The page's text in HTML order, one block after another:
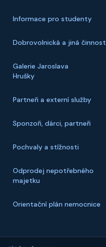
Informace pro studenty
Dobrovolnická a jiná činnost
Galerie Jaroslava
Hrušky
Partneři a externí služby
Sponzoři, dárci, partneři
Pochvaly a stížnosti
Odprodej nepotřebného
majetku
Orientační plán nemocnice